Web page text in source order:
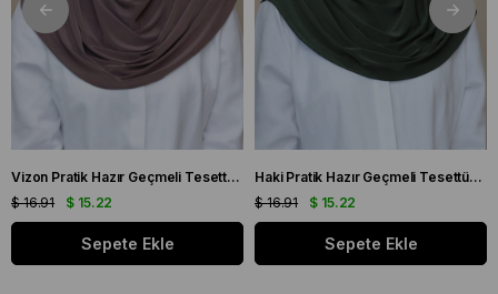
Vizon Pratik Hazır Geçmeli Tesettür Eşarp Sandy Kumaş Kendinden Boneli 1290_10
$ 15.22
$ 16.91
Sepete Ekle
Haki Pratik Hazır Geçmeli Tesettür Eşarp Sandy Kumaş Kendinden Boneli 1290_09
$ 15.22
$ 16.91
Sepete Ekle